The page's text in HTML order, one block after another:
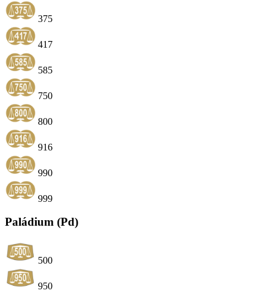
375
417
585
750
800
916
990
999
Paládium (Pd)
500
950